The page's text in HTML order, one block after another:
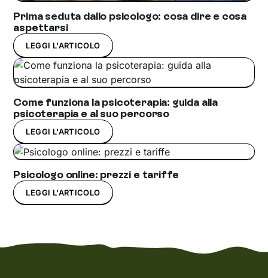
Prima seduta dallo psicologo: cosa dire e cosa
aspettarsi
LEGGI L'ARTICOLO
Come funziona la psicoterapia: guida alla
psicoterapia e al suo percorso
LEGGI L'ARTICOLO
Psicologo online: prezzi e tariffe
LEGGI L'ARTICOLO